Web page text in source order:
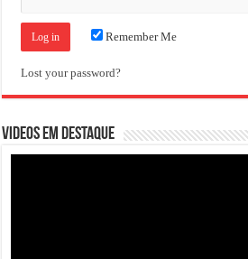
Remember Me
Lost your password?
VIDEOS EM DESTAQUE